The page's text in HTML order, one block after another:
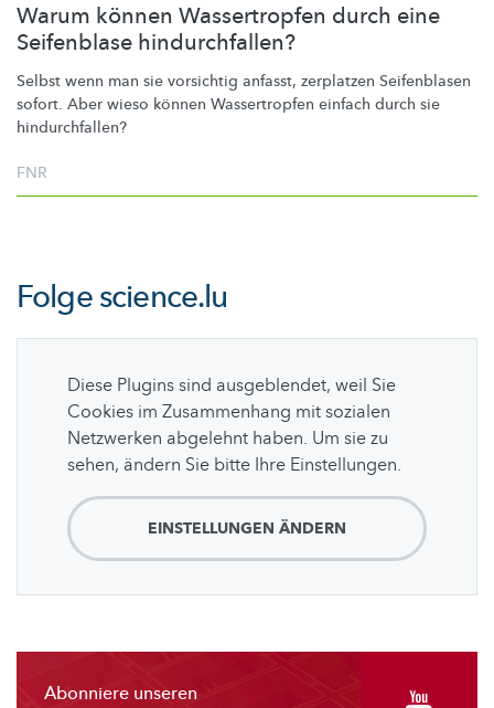
Warum können Wassertropfen durch eine
Seifenblase hindurchfallen?
Selbst wenn man sie vorsichtig anfasst, zerplatzen Seifenblasen
sofort. Aber wieso können Wassertropfen einfach durch sie
hindurchfallen?
FNR
Folgescience.lu
Diese Plugins sind ausgeblendet, weil Sie
Cookies im Zusammenhang mit sozialen
Netzwerken abgelehnt haben. Um sie zu
sehen, ändern Sie bitte Ihre Einstellungen.
EINSTELLUNGEN ÄNDERN
Abonniere unseren